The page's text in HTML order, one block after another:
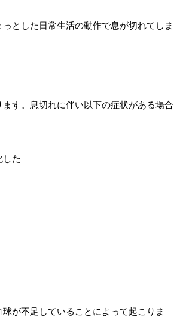
とした日常生活の動作で息が切れてしま
す。息切れに伴い以下の症状がある場合
した
が不足していることによって起こりま